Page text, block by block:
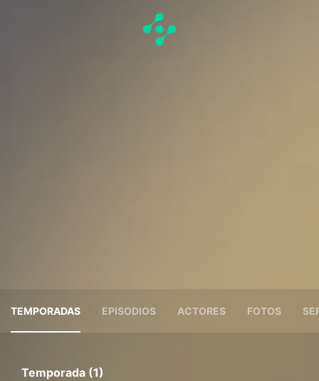
TEMPORADAS EPISODIOS ACTORES FOTOS
Temporada (1)